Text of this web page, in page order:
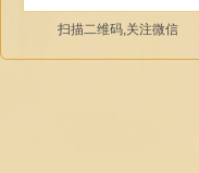
扫描二维码,关注微信